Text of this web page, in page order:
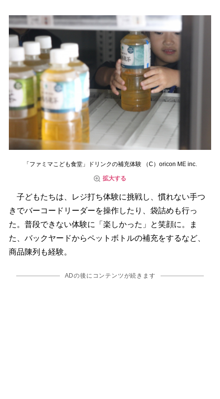
「ファミマこども食堂」ドリンクの補充体験 （C）oricon ME inc.
拡大する
子どもたちは、レジ打ち体験に挑戦し、慣れない手つ
きでバーコードリーダーを操作したり、袋詰めも行っ
た。普段できない体験に「楽しかった」と笑顔に。ま
た、バックヤードからペットボトルの補充をするなど、
商品陳列も経験。
ADの後にコンテンツが続きます